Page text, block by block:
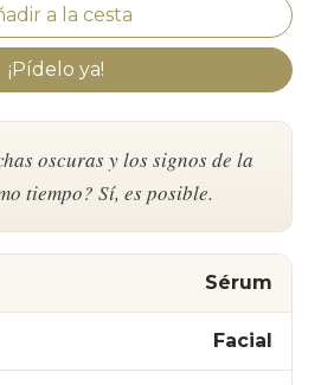
¡Pídelo ya!
oscuras y los signos de la
tiempo? Sí, es posible.
Sérum
Facial